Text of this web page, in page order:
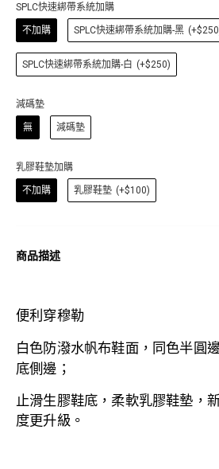
SPLC快速綁帶系統加購
不加購 SPLC快速綁帶系統加購-黑
SPLC快速綁帶系統加購-白 (+$250)
減碼墊
無 減碼墊
乳膠鞋墊加購
不加購 乳膠鞋墊 (+$100)
商品描述
便利穿穆勒
白色防潑水帆布鞋面，同色半圓
底側邊；
止滑生膠鞋底， 柔軟乳膠鞋墊，
度更升級。